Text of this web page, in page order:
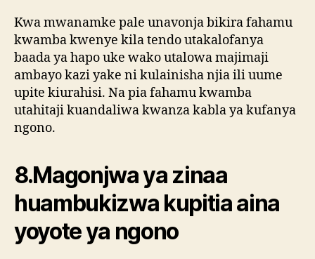
Kwa mwanamke pale unavonja bikira fahamu
kwamba kwenye kila tendo utakalofanya
baada ya hapo uke wako utalowa majimaji
ambayo kazi yake ni kulainisha njia ili uume
upite kiurahisi. Na pia fahamu kwamba
utahitaji kuandaliwa kwanza kabla ya kufanya
ngono.
8.Magonjwa ya zinaa
huambukizwa kupitia aina
yoyote ya ngono